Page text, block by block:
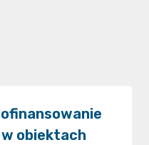
obiektach